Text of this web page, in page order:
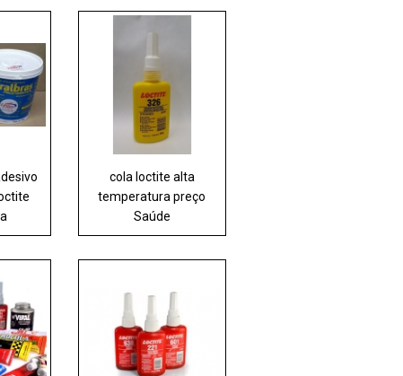
cola loctite alta
temperatura preço
Saúde